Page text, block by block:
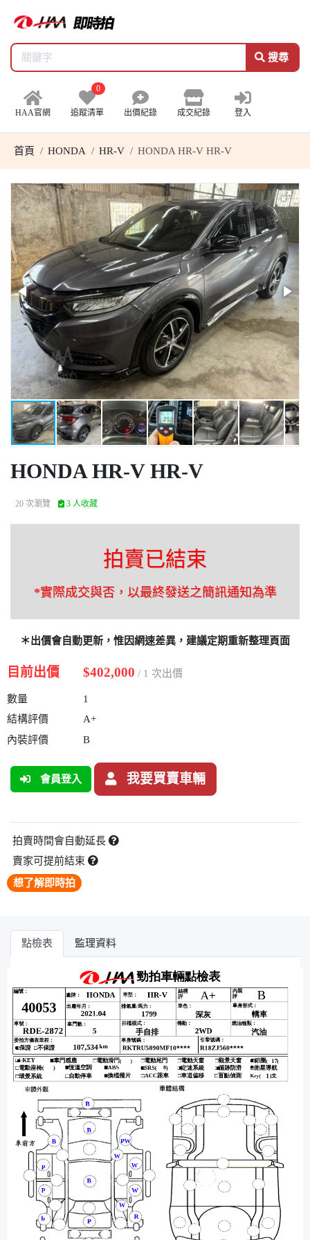
搜尋
HAA官網
0
追蹤清單 出價紀錄 成交紀錄 登入
首頁 HONDA HR-V HONDA HR-V HR-V
HONDA HR-V HR-V
20 次瀏覽 3 人收藏
拍賣已結束
*實際成交與否，以最終發送之簡訊通知為準
＊出價會自動更新，惟因網速差異，建議定期重新整理頁面
目前出價 $402,000 / 1 次出價
數量
1
結構評價
A+
內裝評價
B
會員登入 我要買賣車輛
拍賣時間會自動延長
賣家可提前結束
想了解即時拍
點檢表 監理資料